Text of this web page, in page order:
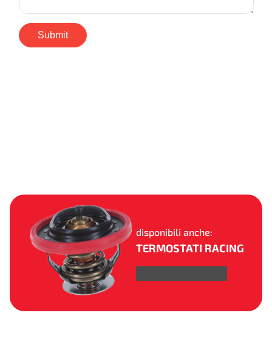
disponibili anche:
TERMOSTATI RACING